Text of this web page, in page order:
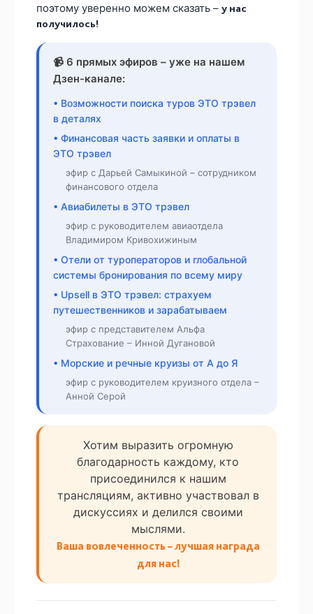
поэтому уверенно можем сказать – у нас
получилось!
📹 6 прямых эфиров – уже на нашем
Дзен-канале:
• Возможности поиска туров ЭТО трэвел
в деталях
• Финансовая часть заявки и оплаты в
ЭТО трэвел
эфир с Дарьей Самыкиной – сотрудником
финансового отдела
• Авиабилеты в ЭТО трэвел
эфир с руководителем авиаотдела
Владимиром Кривохижиным
• Отели от туроператоров и глобальной
системы бронирования по всему миру
• Upsell в ЭТО трэвел: страхуем
путешественников и зарабатываем
эфир с представителем Альфа
Страхование – Инной Дугановой
• Морские и речные круизы от А до Я
эфир с руководителем круизного отдела –
Анной Серой
Хотим выразить огромную
благодарность каждому, кто
присоединился к нашим
трансляциям, активно участвовал в
дискуссиях и делился своими
мыслями.
Ваша вовлеченность – лучшая награда
для нас!